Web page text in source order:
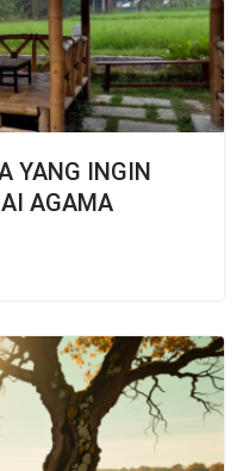
YANG INGIN
AGAMA